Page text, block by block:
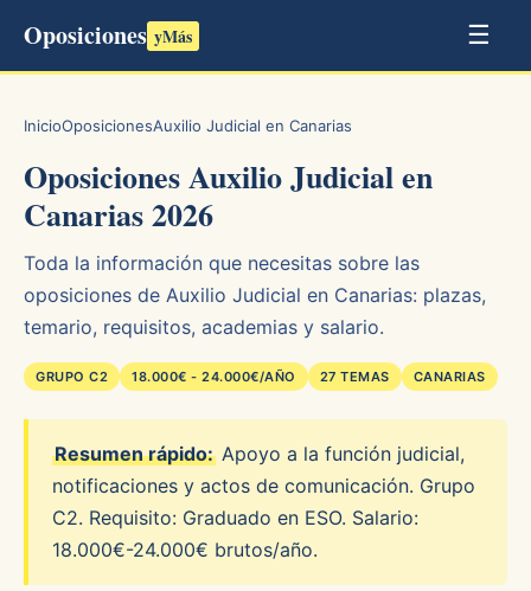
Oposiciones yMás ☰
InicioOposicionesAuxilio Judicial en Canarias
Oposiciones Auxilio Judicial en
Canarias 2026
Toda la información que necesitas sobre las
oposiciones de Auxilio Judicial en Canarias: plazas,
temario, requisitos, academias y salario.
GRUPO C2 18.000€ - 24.000€/AÑO 27 TEMAS CANARIAS
Resumen rápido: Apoyo a la función judicial,
notificaciones y actos de comunicación. Grupo
C2. Requisito: Graduado en ESO. Salario:
18.000€-24.000€ brutos/año.